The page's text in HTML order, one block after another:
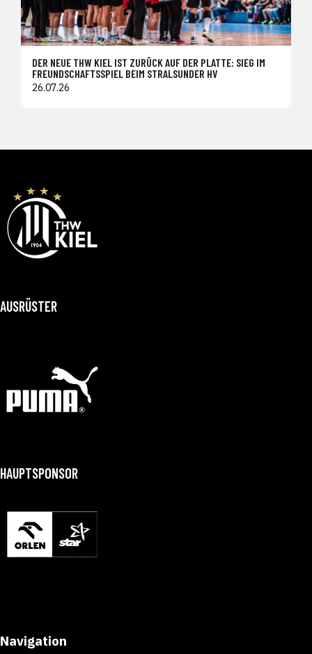
DER NEUE THW KIEL IST ZURÜCK AUF DER PLATTE: SIEG IM
FREUNDSCHAFTSSPIEL BEIM STRALSUNDER HV
26.07.26
AUSRÜSTER
HAUPTSPONSOR
Navigation